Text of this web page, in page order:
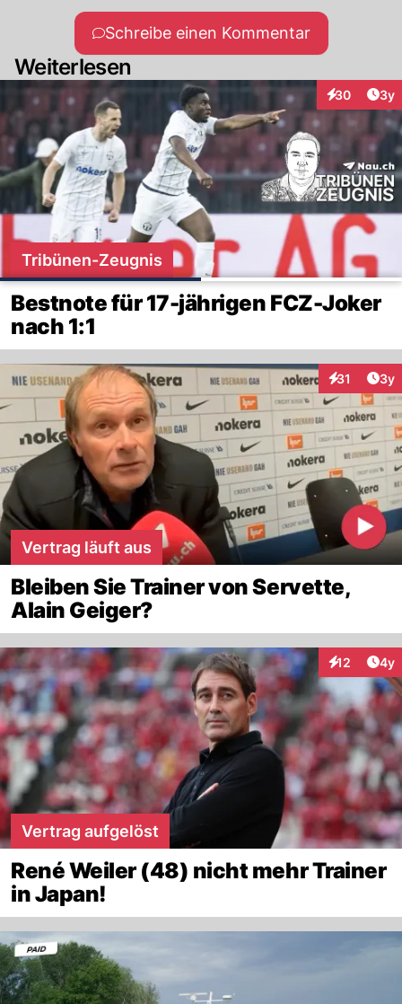
Schreibe einen Kommentar
Weiterlesen
30
Interaktionen
3y
Tribünen-Zeugnis
Bestnote für 17-jährigen FCZ-Joker
nach 1:1
31 3y
Vertrag läuft aus
Bleiben Sie Trainer von Servette,
Alain Geiger?
12 4y
Vertrag aufgelöst
René Weiler (48) nicht mehr Trainer
in Japan!